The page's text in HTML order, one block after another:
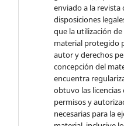
enviado a la revista
disposiciones
que la utilización
material protegido
autor y derechos
concepción del
encuentra
obtuvo las licencias
permisos y
necesarias para la